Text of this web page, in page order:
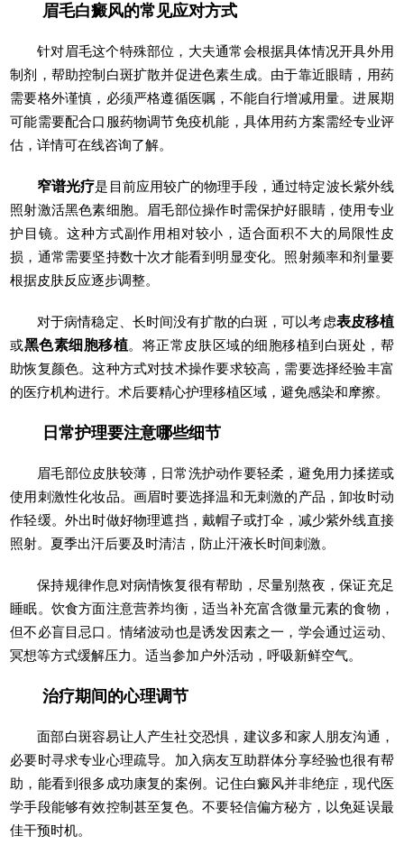
眉毛白癜风的常见应对方式
针对眉毛这个特殊部位，大夫通常会根据具体情况开具外用
制剂，帮助控制白斑扩散并促进色素生成。由于靠近眼睛，用药
需要格外谨慎，必须严格遵循医嘱，不能自行增减用量。进展期
可能需要配合口服药物调节免疫机能，具体用药方案需经专业评
估，详情可在线咨询了解。
窄谱光疗是目前应用较广的物理手段，通过特定波长紫外线
照射激活黑色素细胞。眉毛部位操作时需保护好眼睛，使用专业
护目镜。这种方式副作用相对较小，适合面积不大的局限性皮
损，通常需要坚持数十次才能看到明显变化。照射频率和剂量要
根据皮肤反应逐步调整。
对于病情稳定、长时间没有扩散的白斑，可以考虑表皮移植
或黑色素细胞移植。将正常皮肤区域的细胞移植到白斑处，帮
助恢复颜色。这种方式对技术操作要求较高，需要选择经验丰富
的医疗机构进行。术后要精心护理移植区域，避免感染和摩擦。
日常护理要注意哪些细节
眉毛部位皮肤较薄，日常洗护动作要轻柔，避免用力揉搓或
使用刺激性化妆品。画眉时要选择温和无刺激的产品，卸妆时动
作轻缓。外出时做好物理遮挡，戴帽子或打伞，减少紫外线直接
照射。夏季出汗后要及时清洁，防止汗液长时间刺激。
保持规律作息对病情恢复很有帮助，尽量别熬夜，保证充足
睡眠。饮食方面注意营养均衡，适当补充富含微量元素的食物，
但不必盲目忌口。情绪波动也是诱发因素之一，学会通过运动、
冥想等方式缓解压力。适当参加户外活动，呼吸新鲜空气。
治疗期间的心理调节
面部白斑容易让人产生社交恐惧，建议多和家人朋友沟通，
必要时寻求专业心理疏导。加入病友互助群体分享经验也很有帮
助，能看到很多成功康复的案例。记住白癜风并非绝症，现代医
学手段能够有效控制甚至复色。不要轻信偏方秘方，以免延误最
佳干预时机。